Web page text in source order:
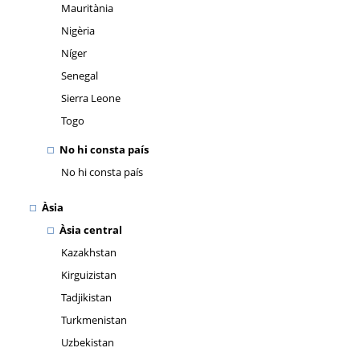
Mauritània
Nigèria
Níger
Senegal
Sierra Leone
Togo
No hi consta país
No hi consta país
Àsia
Àsia central
Kazakhstan
Kirguizistan
Tadjikistan
Turkmenistan
Uzbekistan